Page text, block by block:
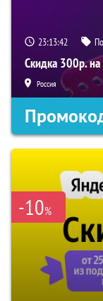
23:13:41
Скидка 300р. на
Россия
-10%